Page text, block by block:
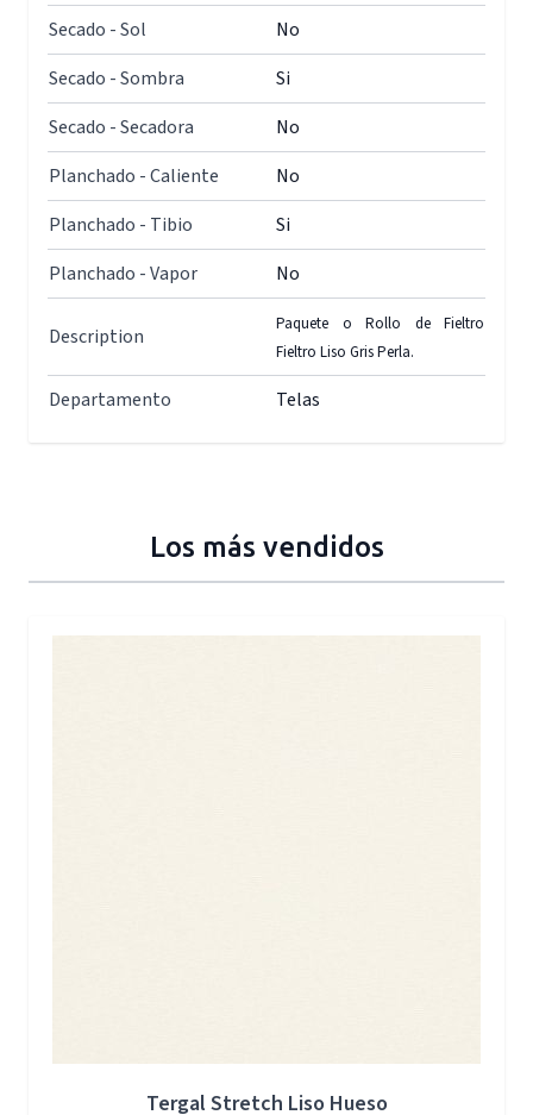
Secado - Sol
No
Secado - Sombra
Si
Secado - Secadora
No
Planchado - Caliente
No
Planchado - Tibio
Si
Planchado - Vapor
No
Description
Paquete o Rollo de Fieltro
Fieltro Liso Gris Perla.
Departamento Telas
Los más vendidos
Tergal Stretch Liso Hueso